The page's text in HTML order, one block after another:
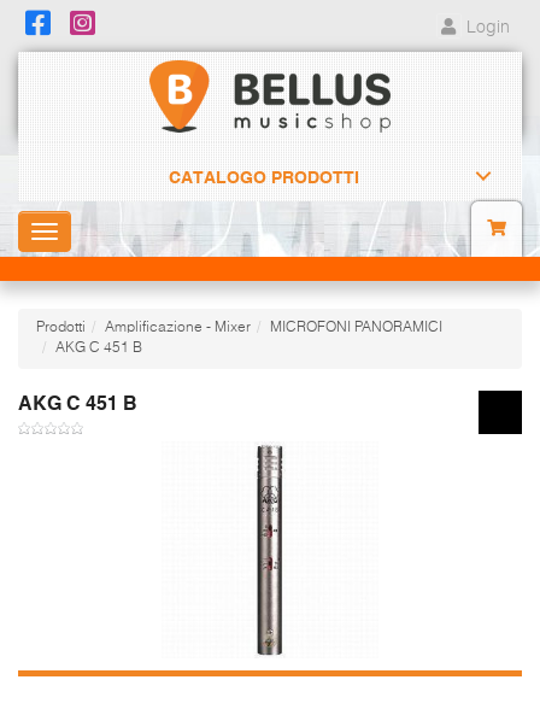
Login
CATALOGO PRODOTTI
Toggle
navigation
Prodotti Amplificazione - Mixer
MICROFONI PANORAMICI
AKG C 451 B
AKG C 451 B